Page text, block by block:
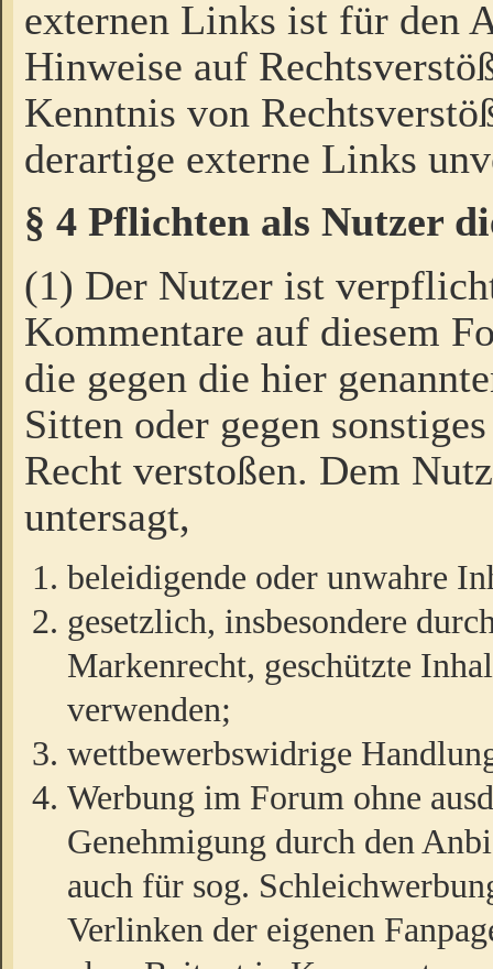
externen Links ist für den
Hinweise auf
Kenntnis von
derartige externe Links
§ 4 Pflichten als Nutzer
(1) Der Nutzer ist
Kommentare auf diesem
die gegen die hier
Sitten oder gegen
Recht verstoßen. Dem
untersagt,
beleidigende oder unwahre
gesetzlich, insbesondere
Markenrecht, geschützte
verwenden;
wettbewerbswidrige
Werbung im Forum ohne
Genehmigung durch den
auch für sog.
Verlinken der eigenen